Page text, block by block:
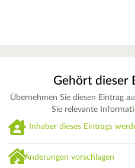
Gehört dieser
Übernehmen Sie diesen Eintrag
Sie relevante
Inhaber dieses Eintrags
Änderungen vorschlagen